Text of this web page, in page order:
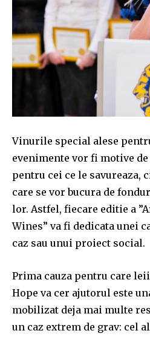
Join our
SUBSCRIBERS
conversation.
To subscribe, simply enter your
or click the subscribe button
I've read and accept thePrivacy
32,111
Cititori Cititori
Vinurile special alese
evenimente vor fi motive
pentru cei ce le savureaza,
care se vor bucura de
lor. Astfel, fiecare editie a
Wines” va fi dedicata unei
caz sau unui proiect social.
Prima cauza pentru care
Hope va cer ajutorul este
mobilizat deja mai multe
un caz extrem de grav: cel